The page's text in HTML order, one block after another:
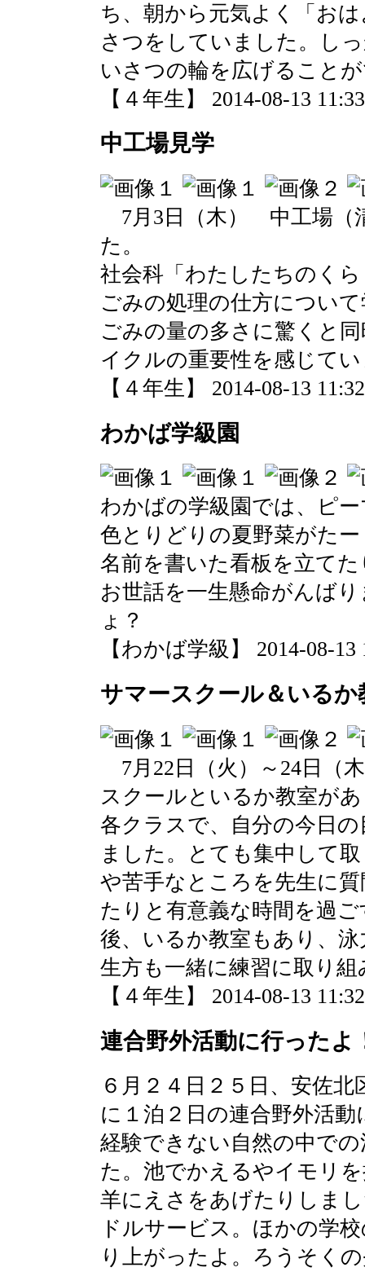
ち、朝から元気よく「お
さつをしていました。し
いさつの輪を広げること
【４年生】 2014-08-13
中工場見学
7月3日（木） 中工場（
た。
社会科「わたしたちのく
ごみの処理の仕方につい
ごみの量の多さに驚くと
イクルの重要性を感じて
【４年生】 2014-08-13
わかば学級園
わかばの学級園では、ピ
色とりどりの夏野菜がた
名前を書いた看板を立て
お世話を一生懸命がんば
ょ？
【わかば学級】 2014-08-13
サマースクール＆いるか
7月22日（火）～24日（
スクールといるか教室が
各クラスで、自分の今日
ました。とても集中して
や苦手なところを先生に
たりと有意義な時間を過
後、いるか教室もあり、
生方も一緒に練習に取り
【４年生】 2014-08-13
連合野外活動に行ったよ
６月２４日２５日、安佐
に１泊２日の連合野外活
経験できない自然の中で
た。池でかえるやイモリ
羊にえさをあげたりしま
ドルサービス。ほかの学
り上がったよ。ろうそく